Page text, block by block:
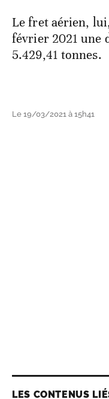
Le fret aérien,
février 2021 une
5.429,41 tonnes.
Le 19/03/2021 à 15h41
LES CONTENUS